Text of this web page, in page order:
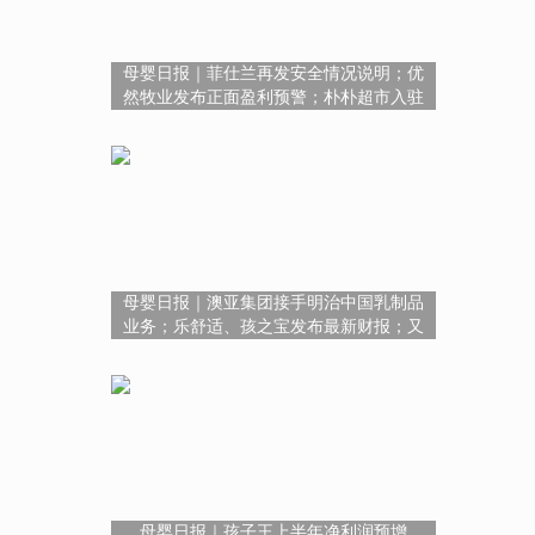
母婴日报｜菲仕兰再发安全情况说明；优
然牧业发布正面盈利预警；朴朴超市入驻
母婴日报｜澳亚集团接手明治中国乳制品
业务；乐舒适、孩之宝发布最新财报；又